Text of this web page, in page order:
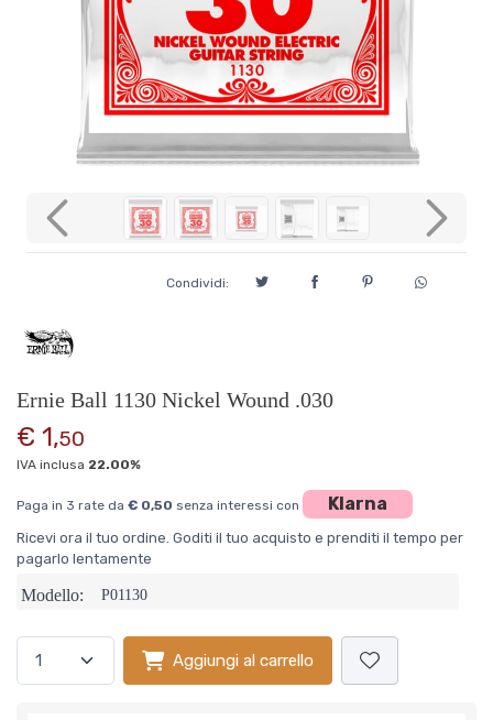
Previous Next
Condividi:
Ernie Ball 1130 Nickel Wound .030
€ 1,50
IVA inclusa 22.00%
Paga in 3 rate da € 0,50 senza interessi con Klarna
Ricevi ora il tuo ordine. Goditi il tuo acquisto e prenditi il tempo per
pagarlo lentamente
Modello: P01130
Aggiungi al carrello